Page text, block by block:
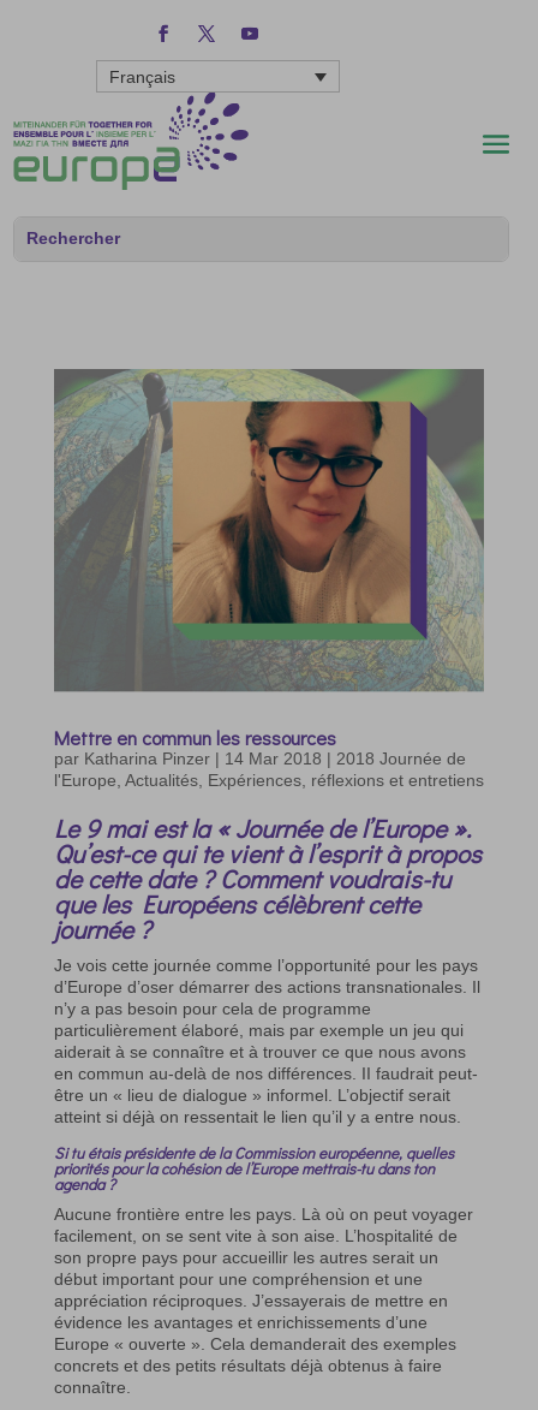
Français
Mettre en commun les ressources
par Katharina Pinzer| 14 Mar 2018 | 2018 Journée de
l'Europe Actualités, Expériences, réflexions et entretiens
Le 9 mai est la « Journée de l’Europe ».
Qu’est-ce qui te vient à l’esprit à propos
de cette date ? Comment voudrais-tu
que les Européens célèbrent cette
journée ?
Je vois cette journée comme l’opportunité pour les pays
d’Europe d’oser démarrer des actions transnationales. Il
n’y a pas besoin pour cela de programme
particulièrement élaboré, mais par exemple un jeu qui
aiderait à se connaître et à trouver ce que nous avons
en commun au-delà de nos différences. II faudrait peut-
être un « lieu de dialogue » informel. L’objectif serait
atteint si déjà on ressentait le lien qu’il y a entre nous.
Si tu étais présidente de la Commission européenne, quelles
priorités pour la cohésion de l’Europe mettrais-tu dans ton
agenda ?
Aucune frontière entre les pays. Là où on peut voyager
facilement, on se sent vite à son aise. L’hospitalité de
son propre pays pour accueillir les autres serait un
début important pour une compréhension et une
appréciation réciproques. J’essayerais de mettre en
évidence les avantages et enrichissements d’une
Europe « ouverte ». Cela demanderait des exemples
concrets et des petits résultats déjà obtenus à faire
connaître.